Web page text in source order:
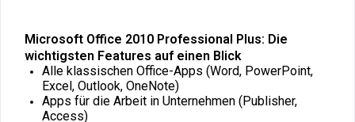
Microsoft Office 2010 Professional Plus: Die
wichtigsten Features auf einen Blick
Alle klassischen Office-Apps (Word, PowerPoint,
Excel, Outlook, OneNote)
Apps für die Arbeit in Unternehmen (Publisher,
Access)